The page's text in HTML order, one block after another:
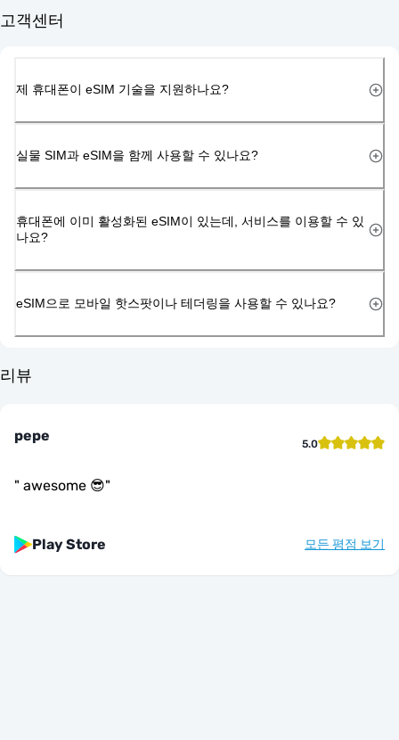
고객센터
제 휴대폰이 eSIM 기술을 지원하나요?
실물 SIM과 eSIM을 함께 사용할 수 있나요?
휴대폰에 이미 활성화된 eSIM이 있는데, 서비스를 이용할 수 있
나요?
eSIM으로 모바일 핫스팟이나 테더링을 사용할 수 있나요?
리뷰
pepe 5.0
" awesome 😎"
Play Store 모든 평점 보기